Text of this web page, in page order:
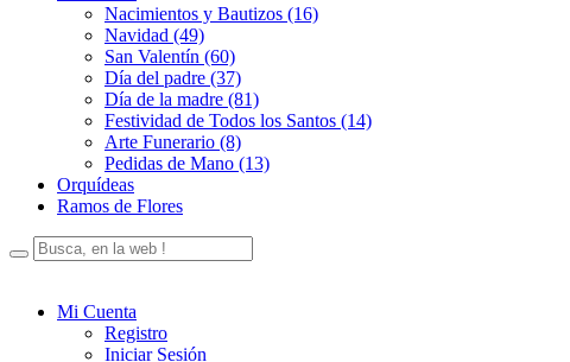
Nacimientos y Bautizos (16)
Navidad (49)
San Valentín (60)
Día del padre (37)
Día de la madre (81)
Festividad de Todos los Santos (14)
Arte Funerario (8)
Pedidas de Mano (13)
Orquídeas
Ramos de Flores
Mi Cuenta
Registro
Iniciar Sesión